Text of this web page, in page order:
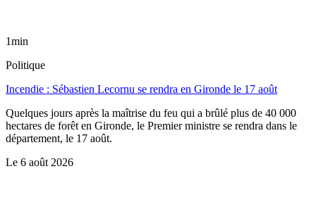
1min
Politique
Incendie : Sébastien Lecornu se rendra en Gironde le 17 août
Quelques jours après la maîtrise du feu qui a brûlé plus de 40 000
hectares de forêt en Gironde, le Premier ministre se rendra dans le
département, le 17 août.
Le 6 août 2026